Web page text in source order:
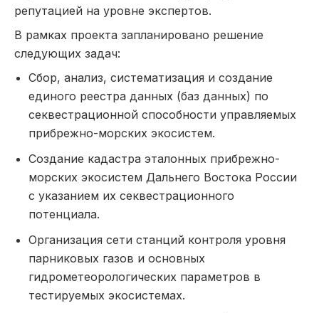
репутацией на уровне экспертов.
В рамках проекта запланировано решение
следующих задач:
Сбор, анализ, систематизация и создание
единого реестра данных (баз данных) по
секвестрационной способности управляемых
прибрежно-морских экосистем.
Создание кадастра эталонных прибрежно-
морских экосистем Дальнего Востока России
с указанием их секвестрационного
потенциала.
Организация сети станций контроля уровня
парниковых газов и основных
гидрометеорологических параметров в
тестируемых экосистемах.